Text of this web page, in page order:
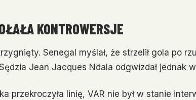
KONTROWERSJE
Senegal myślał, że strzelił gola po
Jean Jacques Ndala odgwizdał jednak
przekroczyła linię, VAR nie był w stanie